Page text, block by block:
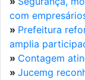
com
» Prefeitura
amplia
» Contagem
» Jucemg